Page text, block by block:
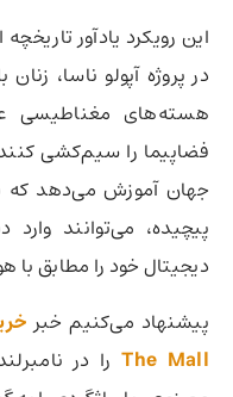
این رویکرد یادآور
در پروژه آپولو ناسا،
هسته‌های مغناطیسی
فضاپیما را سیم‌کشی
جهان آموزش می‌دهد
پیچیده، می‌توانند
دیجیتال خود را مطابق با
پیشنهاد می‌کنیم خبر
The Mallرا در